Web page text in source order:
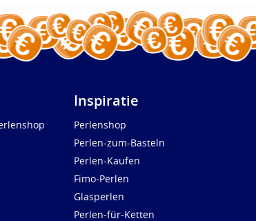
Inspiratie
Perlenshop
Perlen-zum-Basteln
Perlen-Kaufen
Fimo-Perlen
Glasperlen
Perlen-für-Ketten